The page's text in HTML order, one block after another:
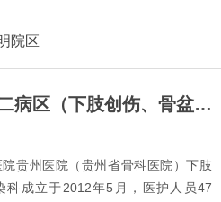
院区
骨科一、二病区（下肢创伤、骨盆、骨感染科）
贵州医院（贵州省骨科医院）下肢
科成立于2012年5月，医护人员47